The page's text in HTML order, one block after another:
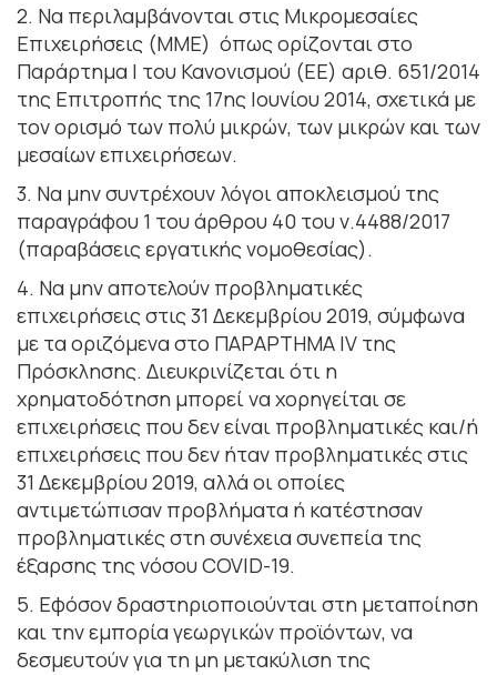
2. Να περιλαμβάνονται στις Μικρομεσαίες
Επιχειρήσεις (ΜΜΕ) όπως ορίζονται στο
Παράρτημα Ι του Κανονισμού (ΕΕ) αριθ. 651/2014
της Επιτροπής της 17ης Ιουνίου 2014, σχετικά με
τον ορισμό των πολύ μικρών, των μικρών και των
μεσαίων επιχειρήσεων.
3. Να μην συντρέχουν λόγοι αποκλεισμού της
παραγράφου 1 του άρθρου 40 του ν.4488/2017
(παραβάσεις εργατικής νομοθεσίας).
4. Να μην αποτελούν προβληματικές
επιχειρήσεις στις 31 Δεκεμβρίου 2019, σύμφωνα
με τα οριζόμενα στο ΠΑΡΑΡΤΗΜΑ IV της
Πρόσκλησης. Διευκρινίζεται ότι η
χρηματοδότηση μπορεί να χορηγείται σε
επιχειρήσεις που δεν είναι προβληματικές και/ή
επιχειρήσεις που δεν ήταν προβληματικές στις
31 Δεκεμβρίου 2019, αλλά οι οποίες
αντιμετώπισαν προβλήματα ή κατέστησαν
προβληματικές στη συνέχεια συνεπεία της
έξαρσης της νόσου COVID-19.
5. Εφόσον δραστηριοποιούνται στη μεταποίηση
και την εμπορία γεωργικών προϊόντων, να
δεσμευτούν για τη μη μετακύλιση της